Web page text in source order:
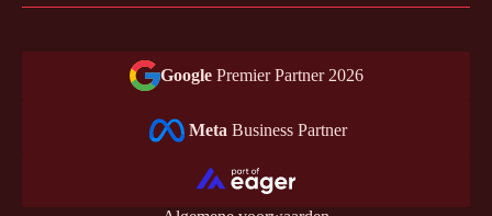
Google Premier Partner 2026
Meta Business Partner